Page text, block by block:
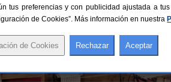
Casa La Ronda
tus preferencias y con publicidad ajustada a
de Cookies”. Más información en nuestra